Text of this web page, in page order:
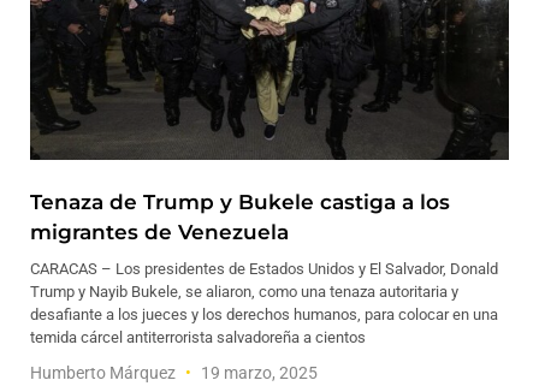
Tenaza de Trump y Bukele castiga a los
migrantes de Venezuela
CARACAS – Los presidentes de Estados Unidos y El Salvador, Donald
Trump y Nayib Bukele, se aliaron, como una tenaza autoritaria y
desafiante a los jueces y los derechos humanos, para colocar en una
temida cárcel antiterrorista salvadoreña a cientos
Humberto Márquez 19 marzo, 2025